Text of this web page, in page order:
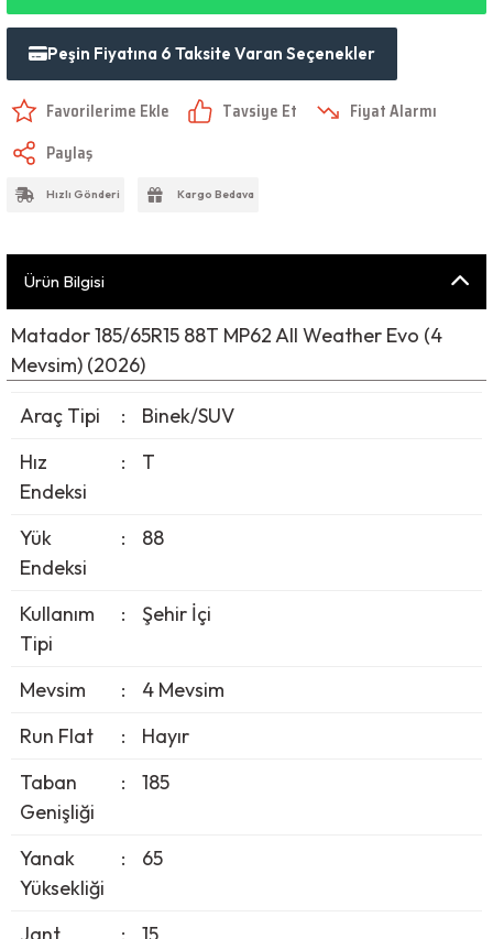
Peşin Fiyatına 6 Taksite Varan Seçenekler
Tavsiye Et
Fiyat Alarmı
Paylaş
Hızlı Gönderi Kargo Bedava
Ürün Bilgisi
Matador 185/65R15 88T MP62 All Weather Evo (4
Mevsim) (2026)
Araç Tipi
:
Binek/SUV
Hız
Endeksi
: T
Yük
Endeksi
: 88
Kullanım
Tipi
: Şehir İçi
Mevsim :
4 Mevsim
Run Flat
:
Hayır
Taban
Genişliği
: 185
Yanak
Yüksekliği
: 65
Jant
: 15